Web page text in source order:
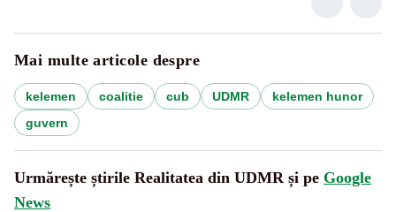
Mai multe articole despre
kelemen coalitie cub UDMR
kelemen hunor
guvern
Urmărește știrile Realitatea din UDMR și pe Google
News